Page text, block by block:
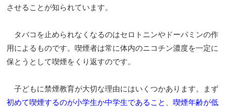
させることが知られています。
タバコを止められなくなるのはセロトニンやドーパミンの作
用によるものです。喫煙者は常に体内のニコチン濃度を一定に
保とうとして喫煙をくり返すのです。
子どもに禁煙教育が大切な理由にはいくつかあります。まず
初めて喫煙するのが小学生か中学生であること
、喫煙年齢が低